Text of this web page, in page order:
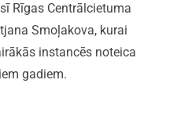
Rīgas Centrālcietuma
Smoļakova, kurai
instancēs noteica
gadiem.